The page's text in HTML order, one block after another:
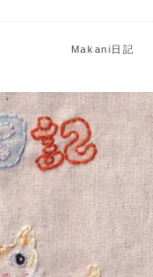
Makani日記